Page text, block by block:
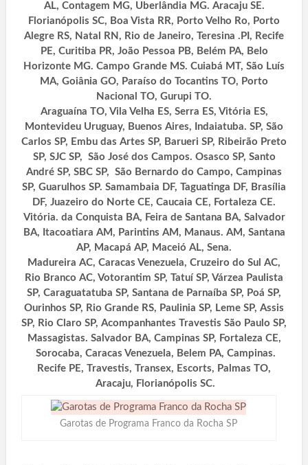
AL, Contagem MG, Uberlândia MG. Aracaju SE.
Florianópolis SC, Boa Vista RR, Porto Velho Ro, Porto
Alegre RS, Natal RN, Rio de Janeiro, Teresina .PI, Recife
PE, Curitiba PR, João Pessoa PB, Belém PA, Belo
Horizonte MG. Campo Grande MS. Cuiabá MT, São Luís
MA, Goiânia GO, Paraíso do Tocantins TO, Porto
Nacional TO, Gurupi TO.
Araguaína TO, Vila Velha ES, Serra ES, Vitória ES,
Montevideu Uruguay, Buenos Aires, Indaiatuba. SP, São
Carlos SP, Embu das Artes SP, Barueri SP, Ribeirão Preto
SP, SJC SP, São José dos Campos. Osasco SP, Santo
André SP, SBC SP, São Bernardo do Campo, Campinas
SP, Guarulhos SP. Samambaia DF, Taguatinga DF, Brasília
DF, Juazeiro do Norte CE, Caucaia CE, Fortaleza CE.
Vitória. da Conquista BA, Feira de Santana BA, Salvador
BA, Itacoatiara AM, Parintins AM, Manaus. AM, Santana
AP, Macapá AP, Maceió AL, Sena.
Madureira AC, Caracas Venezuela, Cruzeiro do Sul AC,
Rio Branco AC, Votorantim SP, Tatuí SP, Várzea Paulista
SP, Caraguatatuba SP, Santana de Parnaíba SP, Poá SP,
Ourinhos SP, Rio Grande RS, Paulinia SP, Leme SP, Assis
SP, Rio Claro SP, Acompanhantes Travestis São Paulo SP,
Massagistas. Salvador BA, Campinas SP, Fortaleza CE,
Sorocaba, Caracas Venezuela, Belem PA, Campinas.
Recife PE, Travestis, Transex, Escorts, Palmas TO,
Aracaju, Florianópolis SC.
Garotas de Programa Franco da Rocha SP